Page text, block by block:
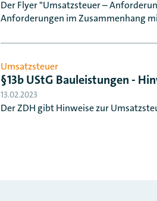
Der Flyer "Umsatzsteuer –
Anforderungen im Zusammenhang
Umsatzsteuer
§13b UStG Bauleistungen -
13.02.2023
Der ZDH gibt Hinweise zur